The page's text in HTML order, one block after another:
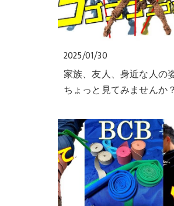
2025/01/30
家族、友人、身近な人の
ちょっと見てみませんか？